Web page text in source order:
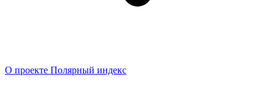
О проекте Полярный индекс